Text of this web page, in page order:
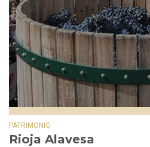
PATRIMONIO
Rioja Alavesa